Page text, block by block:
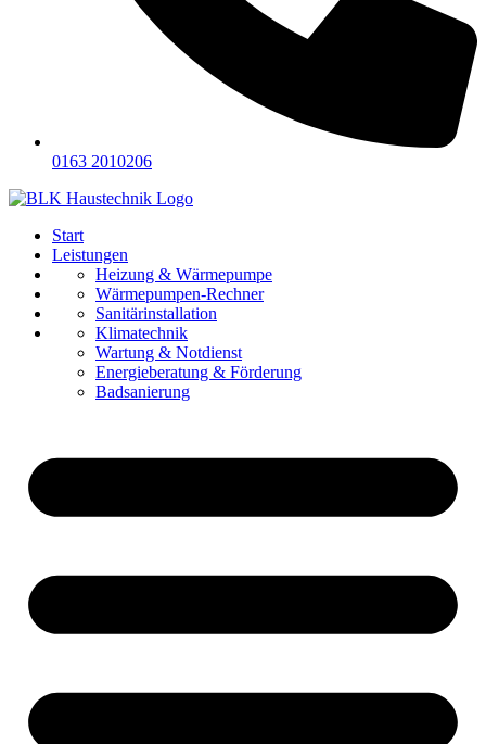
0163 2010206
Start
Leistungen
Heizung & Wärmepumpe
Wärmepumpen-Rechner
Sanitärinstallation
Klimatechnik
Wartung & Notdienst
Energieberatung & Förderung
Badsanierung
Referenzen
Über uns
Karriere
Kontakt